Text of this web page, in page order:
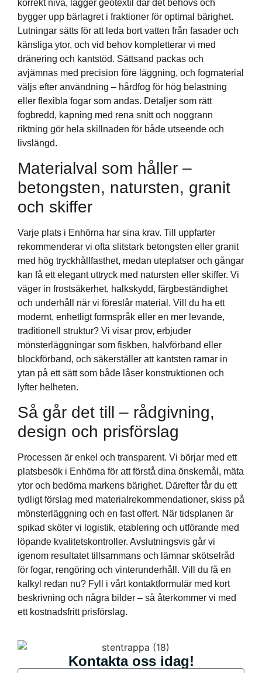
korrekt nivå, lägger geotextil där det behövs och
bygger upp bärlagret i fraktioner för optimal bärighet.
Lutningar sätts för att leda bort vatten från fasader och
känsliga ytor, och vid behov kompletterar vi med
dränering och kantstöd. Sättsand packas och
avjämnas med precision före läggning, och fogmaterial
väljs efter användning – hårdfog för hög belastning
eller flexibla fogar som andas. Detaljer som rätt
fogbredd, kapning med rena snitt och noggrann
riktning gör hela skillnaden för både utseende och
livslängd.
Materialval som håller –
betongsten, natursten, granit
och skiffer
Varje plats i Enhörna har sina krav. Till uppfarter
rekommenderar vi ofta slitstark betongsten eller granit
med hög tryckhållfasthet, medan uteplatser och gångar
kan få ett elegant uttryck med natursten eller skiffer. Vi
väger in frostsäkerhet, halkskydd, färgbeständighet
och underhåll när vi föreslår material. Vill du ha ett
modernt, enhetligt formspråk eller en mer levande,
traditionell struktur? Vi visar prov, erbjuder
mönsterläggningar som fiskben, halvförband eller
blockförband, och säkerställer att kantsten ramar in
ytan på ett sätt som både låser konstruktionen och
lyfter helheten.
Så går det till – rådgivning,
design och prisförslag
Processen är enkel och transparent. Vi börjar med ett
platsbesök i Enhörna för att förstå dina önskemål, mäta
ytor och bedöma markens bärighet. Därefter får du ett
tydligt förslag med materialrekommendationer, skiss på
mönsterläggning och en fast offert. När tidsplanen är
spikad sköter vi logistik, etablering och utförande med
löpande kvalitetskontroller. Avslutningsvis går vi
igenom resultatet tillsammans och lämnar skötselråd
för fogar, rengöring och vinterunderhåll. Vill du få en
kalkyl redan nu? Fyll i vårt kontaktformulär med kort
beskrivning och några bilder – så återkommer vi med
ett kostnadsfritt prisförslag.
Kontakta oss idag!